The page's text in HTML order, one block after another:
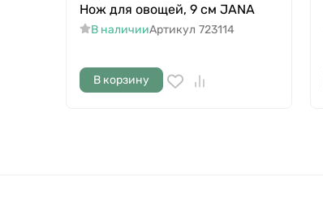
Нож для овощей, 9 см JANA
В наличииАртикул 723114
В корзину